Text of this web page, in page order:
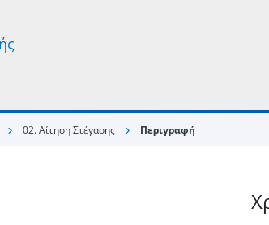
chevron_right 02. Αίτηση Στέγασης chevron_right Περιγραφή